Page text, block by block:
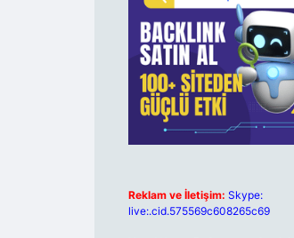
Reklam ve İletişim: Skype:
live:.cid.575569c608265c69